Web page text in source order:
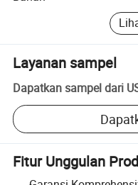
Layanan sampel
Dapatkan sampel dari
Fitur Unggulan